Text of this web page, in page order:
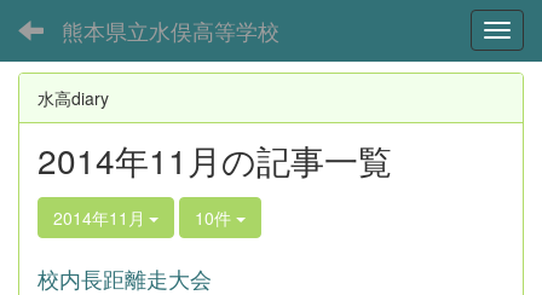
熊本県立水俣高等学校
水高diary
2014年11月の記事一覧
2014年11月 10件
校内長距離走大会